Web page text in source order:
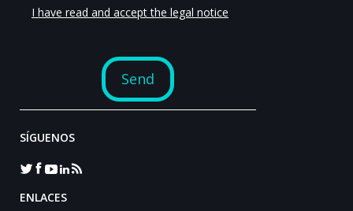
SÍGUENOS
ENLACES